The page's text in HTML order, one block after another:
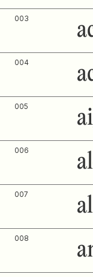
003
004
005
006
007
008